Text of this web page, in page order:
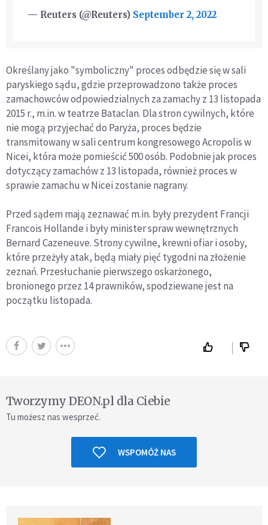
— Reuters (@Reuters) September 2, 2022
Określany jako "symboliczny" proces odbędzie się w sali
paryskiego sądu, gdzie przeprowadzono także proces
zamachowców odpowiedzialnych za zamachy z 13 listopada
2015 r., m.in. w teatrze Bataclan. Dla stron cywilnych, które
nie mogą przyjechać do Paryża, proces będzie
transmitowany w sali centrum kongresowego Acropolis w
Nicei, która może pomieścić 500 osób. Podobnie jak proces
dotyczący zamachów z 13 listopada, również proces w
sprawie zamachu w Nicei zostanie nagrany.
Przed sądem mają zeznawać m.in. były prezydent Francji
Francois Hollande i były minister spraw wewnętrznych
Bernard Cazeneuve. Strony cywilne, krewni ofiar i osoby,
które przeżyły atak, będą miały pięć tygodni na złożenie
zeznań. Przesłuchanie pierwszego oskarżonego,
bronionego przez 14 prawników, spodziewane jest na
początku listopada.
Tworzymy DEON.pl dla Ciebie
Tu możesz nas wesprzeć.
WSPOMÓŻ NAS